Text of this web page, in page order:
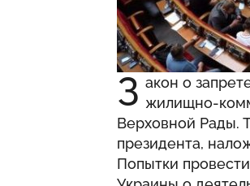
З акон о
жилищно-
Верховной Рады.
президента,
Попытки